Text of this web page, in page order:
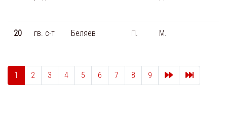
20 гв. с-т Беляев П. М.
1 2 3 4 5 6 7 8 9 След.